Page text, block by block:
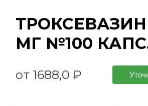
ТРОКСЕВАЗИН
МГ №100
от 1688,0 ₽